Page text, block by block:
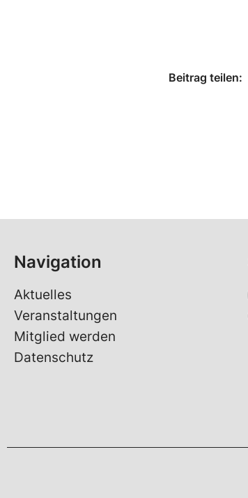
Beitrag teilen:
Navigation
Aktuelles
Veranstaltungen
Mitglied werden
Datenschutz